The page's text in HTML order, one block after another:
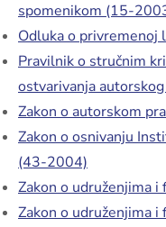
spomenikom (15-
Odluka o
Pravilnik o stručnim
ostvarivanja
Zakon o autorskom
Zakon o osnivanju
(43-2004)
Zakon o udruženjima
Zakon o udruženjima